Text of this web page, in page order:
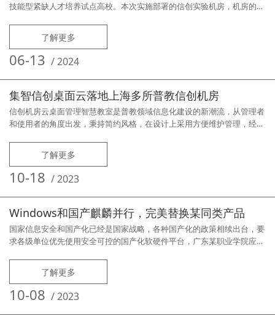
技能型紧缺人才培养试点高校。本次实施部署的信创实验机房，机房的服
了解更多
06-13 /2024
集智信创桌面云落地上海多所普教信创机房
信创机房云桌面管理智慧教室是普教领域信息化建设的新潮流，从管理者
和使用者的角度出发，秉持简约风格，在设计上采用方便维护管理，经济
使管理和运行更加稳定，系统更加安全易管理。上海多所高中紧跟建设潮
流，通过《集智信创桌面云管理》软件完美实现了桌面云管理型的信创智
慧教室。【硬件平台】服务器：联想服务器（SR590）终端机：联想开天
M630Z（
了解更多
10-18 /2023
Windows和国产麒麟并行，完美替换某同类产品
国家信息安全和国产化已经是国家战略，各种国产化的政策相续出台，要
求各级单位优先使用安全可控的国产化软硬件平台，广东某职业学院应政
【硬件平台】服务器：联想服务器（SR590）终端机：联想开天
M630Z（兆芯）【用户需求】为满足教学要求，实现Windows到信创操
作系统的平稳过渡，要求实现Windows和信创银河麒麟（Kylin）操作系
统
了解更多
10-08 /2023